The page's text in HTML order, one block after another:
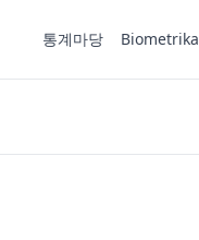
통계마당 Biometrika